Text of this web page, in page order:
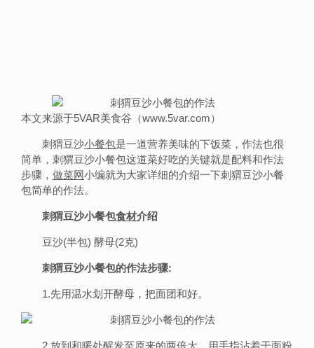
本文来源于5VAR美食谷（www.5var.com）
刺猬豆沙小餐包是一道营养美味的下饭菜，作法也很
简单，刺猬豆沙小餐包这道菜好吃的关键就是配料和作法
步骤， 做菜网小编就为大家详细的介绍一下刺猬豆沙小餐
包简单的作法。
刺猬豆沙小餐包食材介绍
豆沙(半包) 酵母(2克)
刺猬豆沙小餐包的作法步骤:
1.先用温水划开酵母，把面团和好。
2.放到和暖处醒发至原来的两倍大。用手指沾着干面粉